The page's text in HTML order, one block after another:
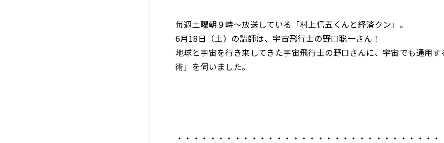
毎週土曜朝９時～放送している「村上信五くんと経済クン」。
6月18日（土）の講師は、宇宙飛行士の野口聡一さん！
地球と宇宙を行き来してきた宇宙飛行士の野口さんに、宇宙でも通用す
術」を伺いました。
・・・・・・・・・・・・・・・・・・・・・・・・・・・・・・・・